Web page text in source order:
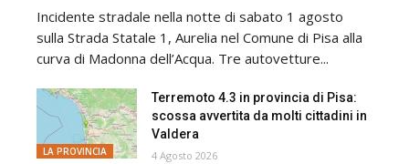
Incidente stradale nella notte di sabato 1 agosto
sulla Strada Statale 1, Aurelia nel Comune di Pisa alla
curva di Madonna dell’Acqua. Tre autovetture...
LA PROVINCIA
Terremoto 4.3 in provincia di Pisa:
scossa avvertita da molti cittadini in
Valdera
4 Agosto 2026